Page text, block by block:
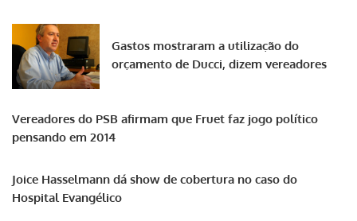
Gastos mostraram a utilização do
orçamento de Ducci, dizem vereadores
Vereadores do PSB afirmam que Fruet faz jogo político
pensando em 2014
Joice Hasselmann dá show de cobertura no caso do
Hospital Evangélico